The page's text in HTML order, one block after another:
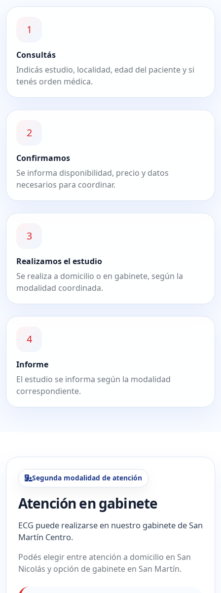
1
Consultás
Indicás estudio, localidad, edad del paciente y si
tenés orden médica.
2
Confirmamos
Se informa disponibilidad, precio y datos
necesarios para coordinar.
3
Realizamos el estudio
Se realiza a domicilio o en gabinete, según la
modalidad coordinada.
4
Informe
El estudio se informa según la modalidad
correspondiente.
Segunda modalidad de atención
Atención en gabinete
ECG puede realizarse en nuestro gabinete de San
Martín Centro.
Podés elegir entre atención a domicilio en San
Nicolás y opción de gabinete en San Martín.